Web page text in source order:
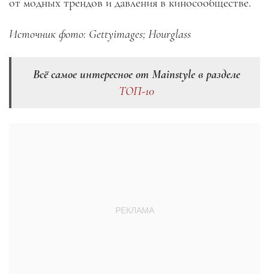
от модных трендов и давления в киносообществе.
Источник фото: Gettyimages; Hourglass
Всё самое интересное от Mainstyle в разделе
ТОП-10